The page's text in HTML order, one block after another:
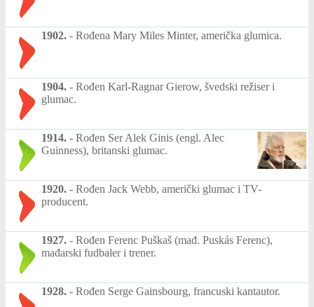
1902. - Rođena Mary Miles Minter, američka glumica.
1904. - Rođen Karl-Ragnar Gierow, švedski režiser i
glumac.
1914. - Rođen Ser Alek Ginis (engl. Alec
Guinness), britanski glumac.
1920. - Rođen Jack Webb, američki glumac i TV-
producent.
1927. - Rođen Ferenc Puškaš (mađ. Puskás Ferenc),
mađarski fudbaler i trener.
1928. - Rođen Serge Gainsbourg, francuski kantautor.